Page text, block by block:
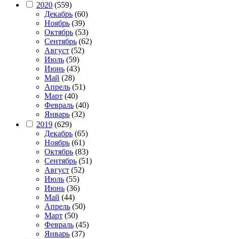
2020 (559)
Декабрь (60)
Ноябрь (39)
Октябрь (53)
Сентябрь (62)
Август (52)
Июль (59)
Июнь (43)
Май (28)
Апрель (51)
Март (40)
Февраль (40)
Январь (32)
2019 (629)
Декабрь (65)
Ноябрь (61)
Октябрь (83)
Сентябрь (51)
Август (52)
Июль (55)
Июнь (36)
Май (44)
Апрель (50)
Март (50)
Февраль (45)
Январь (37)